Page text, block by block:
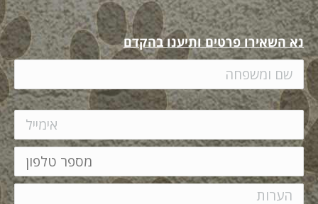
נא השאירו פרטים ותיענו בהקדם